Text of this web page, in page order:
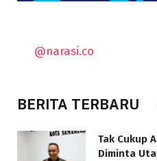
@narasi.co
BERITA TERBARU
Tak Cukup
Diminta